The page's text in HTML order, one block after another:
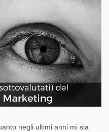
negli ultimi anni mi sia